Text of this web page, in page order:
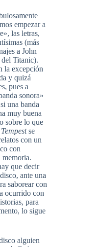
empezar a
las letras,
(más
a John
Titanic).
la excepción
y quizá
pues a
sonora»
una banda
muy buena
sobre lo que
Tempestse
con un
con
memoria.
que decir
ante una
saborear con
ocurrido con
para
lo sigue
alguien